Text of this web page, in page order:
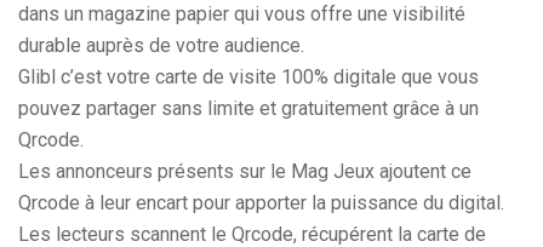
dans un magazine papier qui vous offre une visibilité
durable auprès de votre audience.
Glibl c’est votre carte de visite 100% digitale que vous
pouvez partager sans limite et gratuitement grâce à un
Qrcode.
Les annonceurs présents sur le Mag Jeux ajoutent ce
Qrcode à leur encart pour apporter la puissance du digital.
Les lecteurs scannent le Qrcode, récupérent la carte de